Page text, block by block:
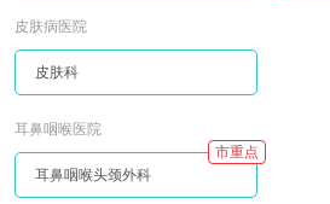
皮肤病医院
皮肤科
耳鼻咽喉医院
耳鼻咽喉头颈外科
市重点